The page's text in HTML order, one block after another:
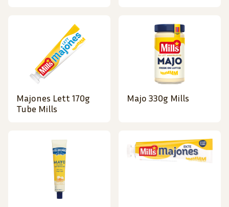
Majones Lett 170g
Tube Mills
Majo 330g Mills